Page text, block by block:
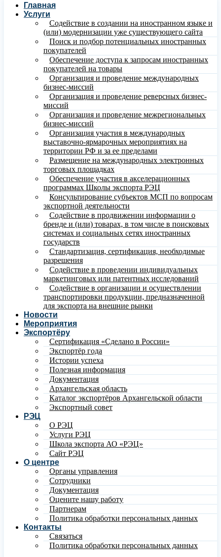
Главная
Услуги
Содействие в создании на иностранном языке и
(или) модернизации уже существующего сайта
Поиск и подбор потенциальных иностранных
покупателей
Обеспечение доступа к запросам иностранных
покупателей на товары
Организация и проведение международных
бизнес-миссий
Организация и проведение реверсных бизнес-
миссий
Организация и проведение межрегиональных
бизнес-миссий
Организация участия в международных
выставочно-ярмарочных мероприятиях на
территории РФ и за ее пределами
Размещение на международных электронных
торговых площадках
Обеспечение участия в акселерационных
программах Школы экспорта РЭЦ
Консультирование субъектов МСП по вопросам
экспортной деятельности
Содействие в продвижении информации о
бренде и (или) товарах, в том числе в поисковых
системах и социальных сетях иностранных
государств
Стандартизация, сертификация, необходимые
разрешения
Содействие в проведении индивидуальных
маркетинговых или патентных исследований
Содействие в организации и осуществлении
транспортировки продукции, предназначенной
для экспорта на внешние рынки
Новости
Мероприятия
Экспортёру
Сертификация «Сделано в России»
Экспортёр года
Истории успеха
Полезная информация
Документация
Архангельская область
Каталог экспортёров Архангельской области
Экспортный совет
РЭЦ
О РЭЦ
Услуги РЭЦ
Школа экспорта АО «РЭЦ»
Сайт РЭЦ
О центре
Органы управления
Сотрудники
Документация
Оцените нашу работу
Партнерам
Политика обработки персональных данных
Контакты
Связаться
Политика обработки персональных данных